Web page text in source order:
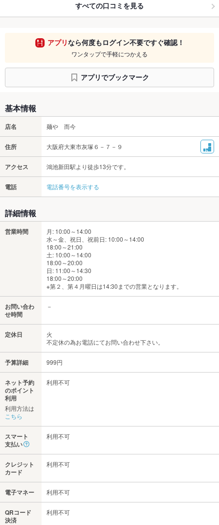
すべての口コミを見る
アプリなら何度もログイン不要ですぐ確認！
ワンタップで手軽につかえる
アプリでブックマーク
基本情報
店名 麺や 而今
住所 大阪府大東市灰塚６－７－９
アクセス 鴻池新田駅より徒歩13分です。
電話 電話番号を表示する
詳細情報
営業時間
月: 10:00～14:00
水～金、祝日、祝前日: 10:00～14:00
18:00～21:00
土: 10:00～14:00
18:00～20:00
日: 11:00～14:30
18:00～20:00
※第２、第４月曜日は14:30までの営業となります。
お問い合わ
せ時間
－
定休日
火
不定休の為お電話にてお問い合わせ下さい。
予算詳細 999円
ネット予約
のポイント
利用
利用方法は
こちら
利用不可
スマート
支払い
利用不可
クレジット
カード
利用不可
電子マネー 利用不可
QRコード
決済
利用不可